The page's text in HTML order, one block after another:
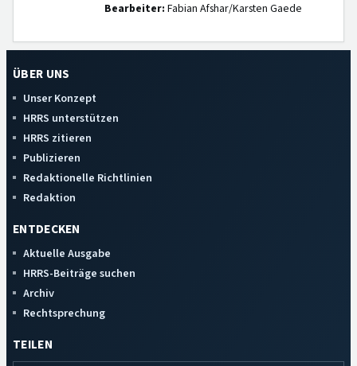
Bearbeiter: Fabian Afshar/Karsten Gaede
ÜBER UNS
Unser Konzept
HRRS unterstützen
HRRS zitieren
Publizieren
Redaktionelle Richtlinien
Redaktion
ENTDECKEN
Aktuelle Ausgabe
HRRS-Beiträge suchen
Archiv
Rechtsprechung
TEILEN